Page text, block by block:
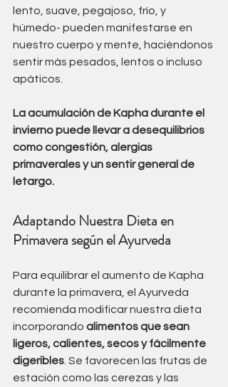
lento, suave, pegajoso, frío, y
húmedo- pueden manifestarse en
nuestro cuerpo y mente, haciéndonos
sentir más pesados, lentos o incluso
apáticos.
La acumulación de Kapha durante el
invierno puede llevar a desequilibrios
como congestión, alergias
primaverales y un sentir general de
letargo.
Adaptando Nuestra Dieta en
Primavera según el Ayurveda
Para equilibrar el aumento de Kapha
durante la primavera, el Ayurveda
recomienda modificar nuestra dieta
incorporando alimentos que sean
ligeros, calientes, secos y fácilmente
digeribles . Se favorecen las frutas de
estación como las cerezas y las